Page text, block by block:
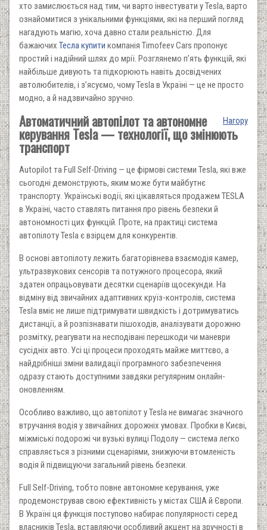
хто замислюється над тим, чи варто інвестувати у Tesla, варто
ознайомитися з унікальними функціями, які на перший погляд
нагадують магію, хоча давно стали реальністю. Для
бажаючих Тесла купити компанія Timofeev Cars пропонує
простий і надійний шлях до мрії. Розглянемо п’ять функцій, які
найбільше дивують та підкорюють навіть досвідчених
автолюбителів, і з’ясуємо, чому Tesla в Україні — це не просто
модно, а й надзвичайно зручно.
Нагору
Автоматичний автопілот та автономне
керування Tesla — технології, що змінюють
транспорт
Autopilot та Full Self-Driving — це фірмові системи Tesla, які вже
сьогодні демонструють, яким може бути майбутнє
транспорту. Українські водії, які цікавляться продажем TESLA
в Україні, часто ставлять питання про рівень безпеки й
автономності цих функцій. Проте, на практиці система
автопілоту Tesla є взірцем для конкурентів.
В основі автопілоту лежить багаторівнева взаємодія камер,
ультразвукових сенсорів та потужного процесора, який
здатен опрацьовувати десятки сценаріїв щосекунди. На
відміну від звичайних адаптивних круїз-контролів, система
Tesla вміє не лише підтримувати швидкість і дотримуватись
дистанції, а й розпізнавати пішоходів, аналізувати дорожню
розмітку, реагувати на несподівані перешкоди чи маневри
сусідніх авто. Усі ці процеси проходять майже миттєво, а
найдрібніші зміни валидації програмного забезпечення
одразу стають доступними завдяки регулярним онлайн-
оновленням.
Особливо важливо, що автопілот у Tesla не вимагає значного
втручання водія у звичайних дорожніх умовах. Пробки в Києві,
міжміські подорожі чи вузькі вулиці Подолу — система легко
справляється з різними сценаріями, знижуючи втомленість
водія й підвищуючи загальний рівень безпеки.
Full Self-Driving, тобто повне автономне керування, уже
продемонстрував свою ефективність у містах США й Європи.
В Україні ця функція поступово набирає популярності серед
власників Tesla, вставляючи особливий акцент на зручності в